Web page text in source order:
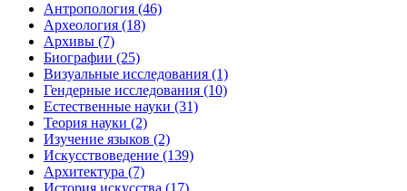
Антропология (46)
Археология (18)
Архивы (7)
Биографии (25)
Визуальные исследования (1)
Гендерные исследования (10)
Естественные науки (31)
Теория науки (2)
Изучение языков (2)
Искусствоведение (139)
Архитектура (7)